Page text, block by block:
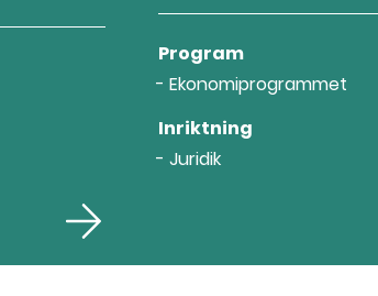
Program
Ekonomiprogrammet
Inriktning
Juridik